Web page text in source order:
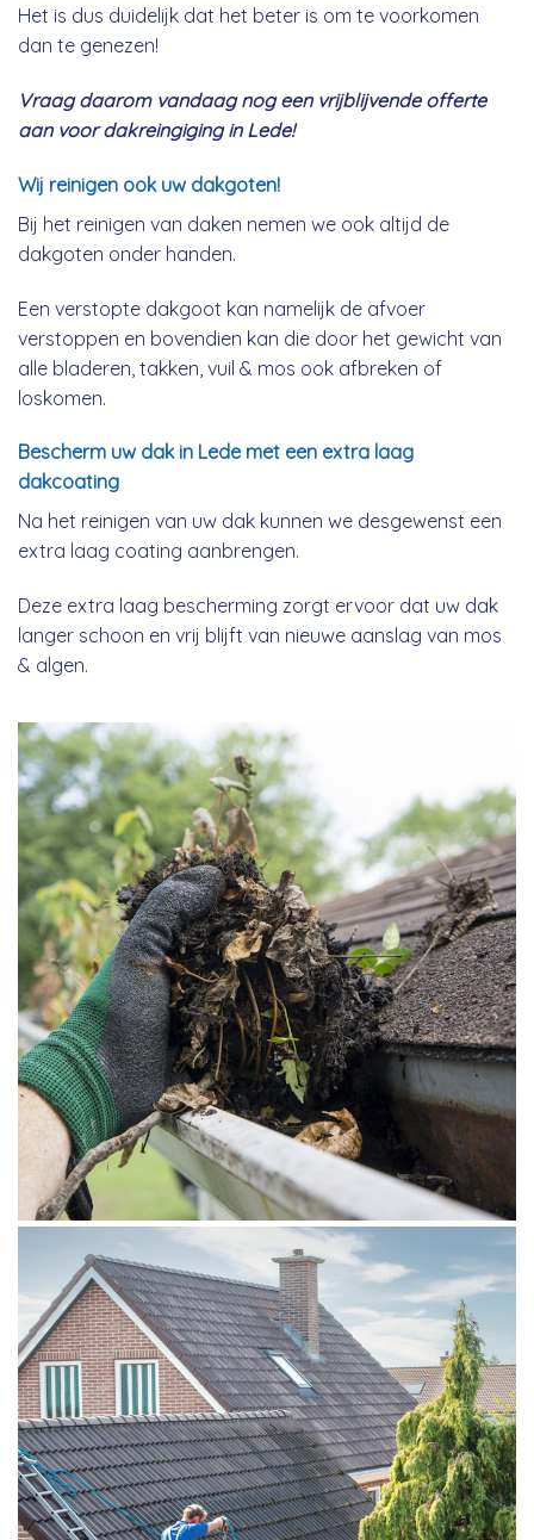
Het is dus duidelijk dat het beter is om te voorkomen
dan te genezen!
Vraag daarom vandaag nog een vrijblijvende offerte
aan voor dakreingiging in Lede!
Wij reinigen ook uw dakgoten!
Bij het reinigen van daken nemen we ook altijd de
dakgoten onder handen.
Een verstopte dakgoot kan namelijk de afvoer
verstoppen en bovendien kan die door het gewicht van
alle bladeren, takken, vuil & mos ook afbreken of
loskomen.
Bescherm uw dak in Lede met een extra laag
dakcoating
Na het reinigen van uw dak kunnen we desgewenst een
extra laag coating aanbrengen.
Deze extra laag bescherming zorgt ervoor dat uw dak
langer schoon en vrij blijft van nieuwe aanslag van mos
& algen.